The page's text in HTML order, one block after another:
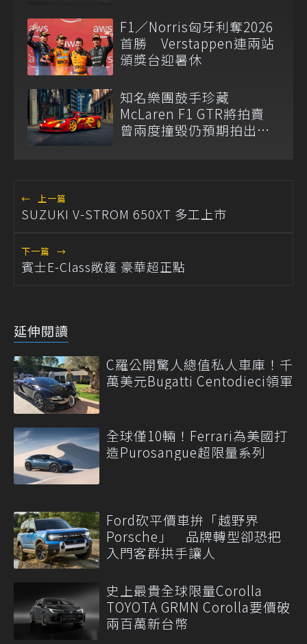
F1／Norris匈牙利奪2026
首勝 Verstappen連兩站
頒獎台迎暑休
知名樂團鼓手珍藏
McLaren F1 GTR將拍賣
曾兩度撞毀仍預期拍出天
← 上一篇
SUZUKI V-STROM 650XT 多工上市
下一篇 →
賓士E-Class敞篷 豪華超正點
延伸閱讀
C羅公開驚人總值私人車庫！千
萬美元Bugatti Centodieci領軍
全球僅10輛！Ferrari為美國打
造Purosangue超限量系列
Ford砍平價車拚「越野界
Porsche」 品牌轉型卻恐把
入門客群拱手讓人
史上最貴全球限量Corolla
TOYOTA GRMN Corolla要價破
兩百萬新台幣